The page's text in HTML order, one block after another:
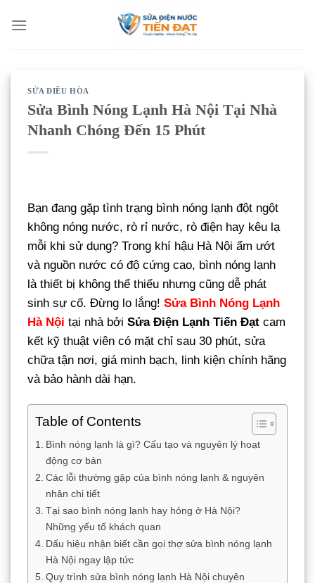
qua
SỬA ĐIỀU HÒA
Sửa Bình Nóng Lạnh Hà Nội Tại Nhà
Nhanh Chóng Đến 15 Phút
Bạn đang gặp tình trạng bình nóng lạnh đột ngột
không nóng nước, rò rỉ nước, rò điện hay kêu lạ
mỗi khi sử dụng? Trong khí hậu Hà Nội ẩm ướt
và nguồn nước có độ cứng cao, bình nóng lạnh
là thiết bị không thể thiếu nhưng cũng dễ phát
sinh sự cố. Đừng lo lắng! Sửa Bình Nóng Lạnh
Hà Nội tại nhà bởi Sửa Điện Lạnh Tiến Đạt cam
kết kỹ thuật viên có mặt chỉ sau 30 phút, sửa
chữa tận nơi, giá minh bạch, linh kiện chính hãng
và bảo hành dài hạn.
Table of Contents
Bình nóng lạnh là gì? Cấu tạo và nguyên lý hoạt
động cơ bản
Các lỗi thường gặp của bình nóng lạnh & nguyên
nhân chi tiết
Tại sao bình nóng lạnh hay hỏng ở Hà Nội?
Những yếu tố khách quan
Dấu hiệu nhận biết cần gọi thợ sửa bình nóng lạnh
Hà Nội ngay lập tức
Quy trình sửa bình nóng lạnh Hà Nội chuyên